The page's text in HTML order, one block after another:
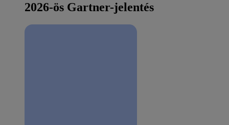
2026-ös Gartner-jelentés